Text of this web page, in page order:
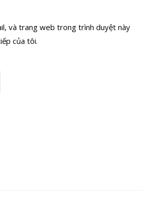
và trang web trong trình duyệt này
của tôi.